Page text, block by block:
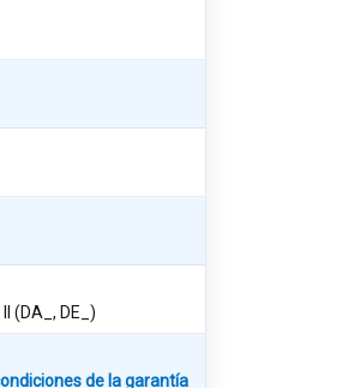
(DA_, DE_)
de la garantía